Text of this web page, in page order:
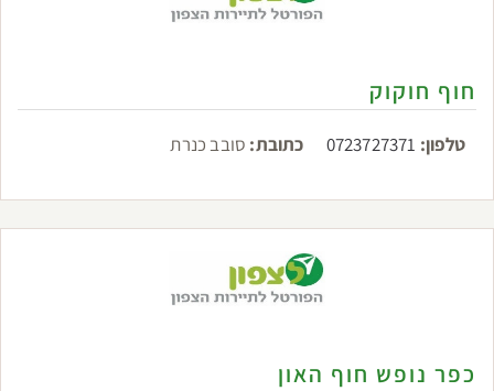
חוף חוקוק
טלפון: 0723727371 כתובת: סובב כנרת
כפר נופש חוף האון